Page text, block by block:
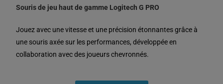
Souris de jeu haut de gamme Logitech G PRO
Jouez avec une vitesse et une précision étonnantes grâce à
une souris axée sur les performances, développée en
collaboration avec des joueurs chevronnés.